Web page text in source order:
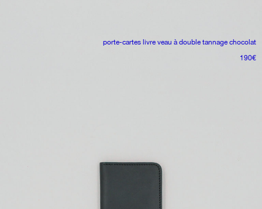
porte-cartes livre veau à double tannage chocolat
190€